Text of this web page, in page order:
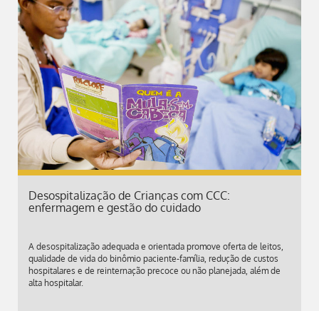
Desospitalização de Crianças com CCC:
enfermagem e gestão do cuidado
A desospitalização adequada e orientada promove oferta de leitos,
qualidade de vida do binômio paciente-família, redução de custos
hospitalares e de reinternação precoce ou não planejada, além de
alta hospitalar.